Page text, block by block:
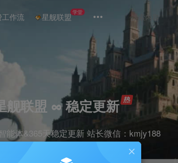
作流 星舰联盟学堂
舰联盟 ∞ 稳定更新
能体&365天稳定更新 站长微信：kmjy188